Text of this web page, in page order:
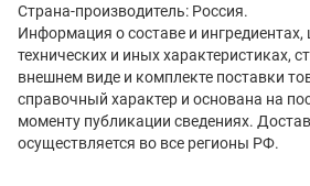
Страна-производитель: Россия.
Информация о составе и
технических и иных характеристиках,
внешнем виде и комплекте поставки
справочный характер и основана на
моменту публикации сведениях.
осуществляется во все регионы РФ.